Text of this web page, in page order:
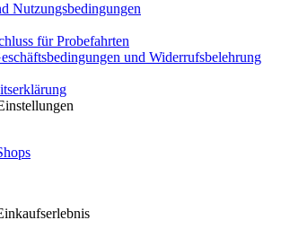
Nutzungsbedingungen
für Probefahrten
und Widerrufsbelehrung